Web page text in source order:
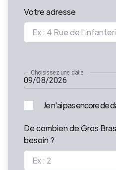
Votre adresse
Choisissez une date
Je n'ai pas encore de
De combien de Gros
besoin ?